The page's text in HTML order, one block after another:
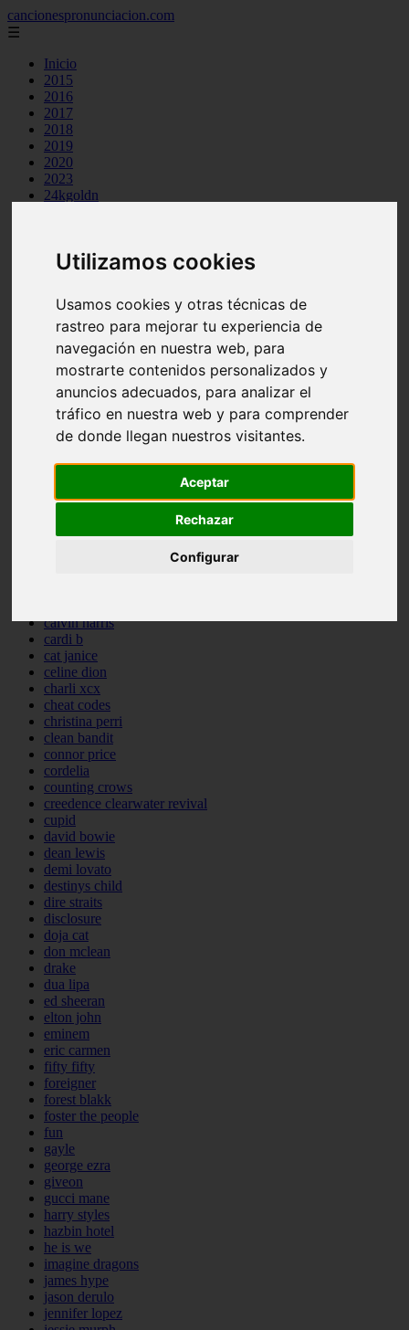
Utilizamos cookies
Usamos cookies y otras técnicas de
rastreo para mejorar tu experiencia de
navegación en nuestra web, para
mostrarte contenidos personalizados y
anuncios adecuados, para analizar el
tráfico en nuestra web y para comprender
de donde llegan nuestros visitantes.
Aceptar
Rechazar
Configurar
cancionespronunciacion.com
☰
Inicio
2015
2016
2017
2018
2019
2020
2023
24kgoldn
aimee carty
anne marie
aretha franklin
ariana grande
ashe
atb
ava max
avicii
backstreet boys
bastille
beyonce
billie eilish
calvin harris
cardi b
cat janice
celine dion
charli xcx
cheat codes
christina perri
clean bandit
connor price
cordelia
counting crows
creedence clearwater revival
cupid
david bowie
dean lewis
demi lovato
destinys child
dire straits
disclosure
doja cat
don mclean
drake
dua lipa
ed sheeran
elton john
eminem
eric carmen
fifty fifty
foreigner
forest blakk
foster the people
fun
gayle
george ezra
giveon
gucci mane
harry styles
hazbin hotel
he is we
imagine dragons
james hype
jason derulo
jennifer lopez